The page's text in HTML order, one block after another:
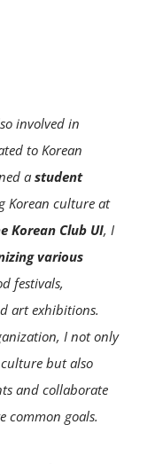
involved in
to Korean
a student
Korean culture at
Korean Club UI, I
various
festivals,
art exhibitions.
I not only
but also
and collaborate
common goals.